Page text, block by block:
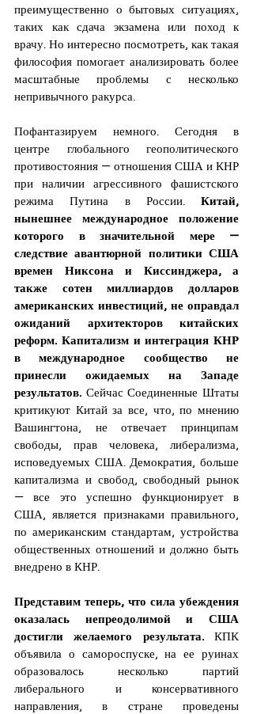
преимущественно о бытовых ситуациях,
таких как сдача экзамена или поход к
врачу. Но интересно посмотреть, как такая
философия помогает анализировать более
масштабные проблемы с несколько
непривычного ракурса.
Пофантазируем немного. Сегодня в
центре глобального геополитического
противостояния — отношения США и КНР
при наличии агрессивного фашистского
режима Путина в России. Китай,
нынешнее международное положение
которого в значительной мере —
следствие авантюрной политики США
времен Никсона и Киссинджера, а
также сотен миллиардов долларов
американских инвестиций, не оправдал
ожиданий архитекторов китайских
реформ. Капитализм и интеграция КНР
в международное сообщество не
принесли ожидаемых на Западе
результатов. Сейчас Соединенные Штаты
критикуют Китай за все, что, по мнению
Вашингтона, не отвечает принципам
свободы, прав человека, либерализма,
исповедуемых США. Демократия, больше
капитализма и свобод, свободный рынок
— все это успешно функционирует в
США, является признаками правильного,
по американским стандартам, устройства
общественных отношений и должно быть
внедрено в КНР.
Представим теперь, что сила убеждения
оказалась непреодолимой и США
достигли желаемого результата.
КПК
объявила о самороспуске, на ее руинах
образовалось несколько партий
либерального и консервативного
направления, в стране проведены